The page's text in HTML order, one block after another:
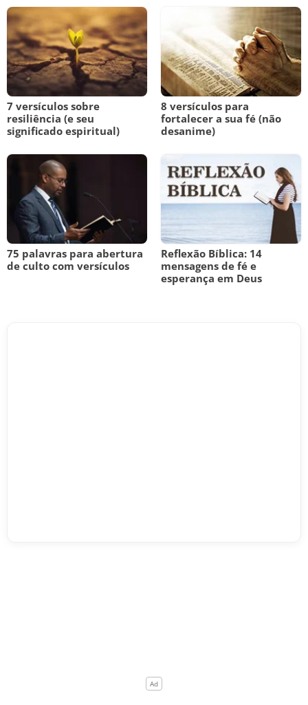
7 versículos sobre
resiliência (e seu
significado espiritual)
8 versículos para
fortalecer a sua fé (não
desanime)
75 palavras para abertura
de culto com versículos
Reflexão Bíblica: 14
mensagens de fé e
esperança em Deus